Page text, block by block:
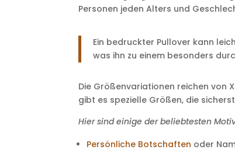
Personen jeden Alters und
Ein bedruckter Pullover kann
was ihn zu einem besonders
Die Größenvariationen reichen von
gibt es spezielle Größen, die
Hier sind einige der beliebtesten
Persönliche Botschaften oder